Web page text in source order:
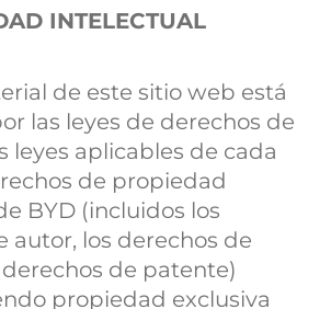
INTELECTUAL
de este sitio web está
las leyes de derechos de
leyes aplicables de cada
de propiedad
BYD (incluidos los
autor, los derechos de
de patente)
propiedad exclusiva